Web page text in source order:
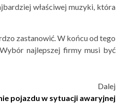
właściwej muzyki, która
zastanowić. W końcu od tego
najlepszej firmy musi być
Dalej
pojazdu w sytuacji awaryjnej